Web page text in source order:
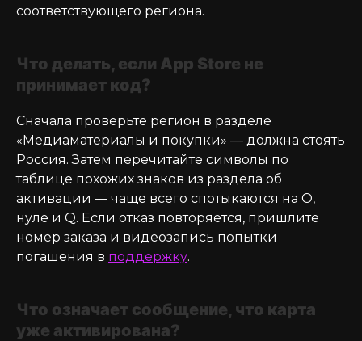
соответствующего региона.
Что делать, если App Store не
принимает код?
Сначала проверьте регион в разделе
«Медиаматериалы и покупки» — должна стоять
Россия. Затем перечитайте символы по
таблице похожих знаков из раздела об
активации — чаще всего спотыкаются на O,
нуле и Q. Если отказ повторяется, пришлите
номер заказа и видеозапись попытки
погашения в поддержку.
Что означает сообщение, что карта
уже активирована?